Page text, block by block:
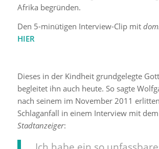
Afrika begründen.
Den 5-minütigen Interview-Clip mit
HIER
Dieses in der Kindheit grundgelegte
begleitet ihn auch heute. So sagte
nach seinem im November 2011
Schlaganfall in einem Interview mit dem
Stadtanzeiger: